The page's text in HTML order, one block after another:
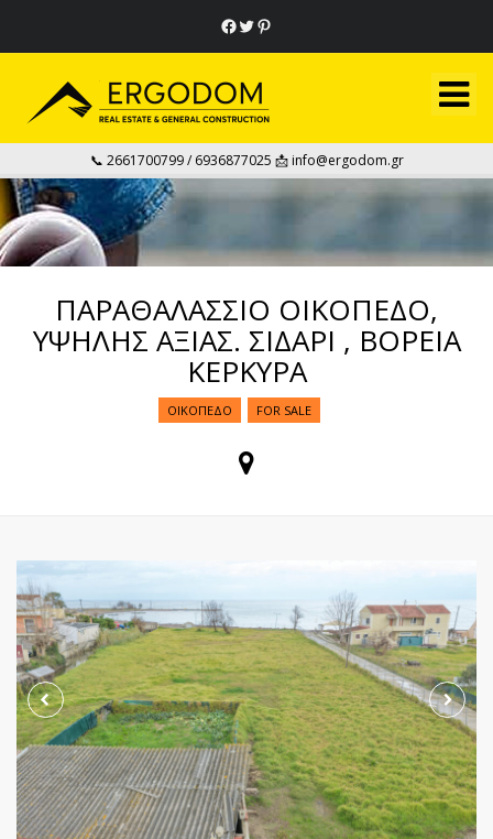
Facebook
Twitter
Pinterest
📞 2661700799 / 6936877025 📩 info@ergodom.gr
ΠΑΡΑΘΑΛΑΣΣΙΟ ΟΙΚΟΠΕΔΟ,
ΥΨΗΛΗΣ ΑΞΙΑΣ. ΣΙΔΑΡΙ , ΒΟΡΕΙΑ
ΚΕΡΚΥΡΑ
ΟΙΚΌΠΕΔΟ FOR SALE